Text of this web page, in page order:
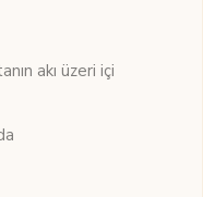
akı üzeri içi